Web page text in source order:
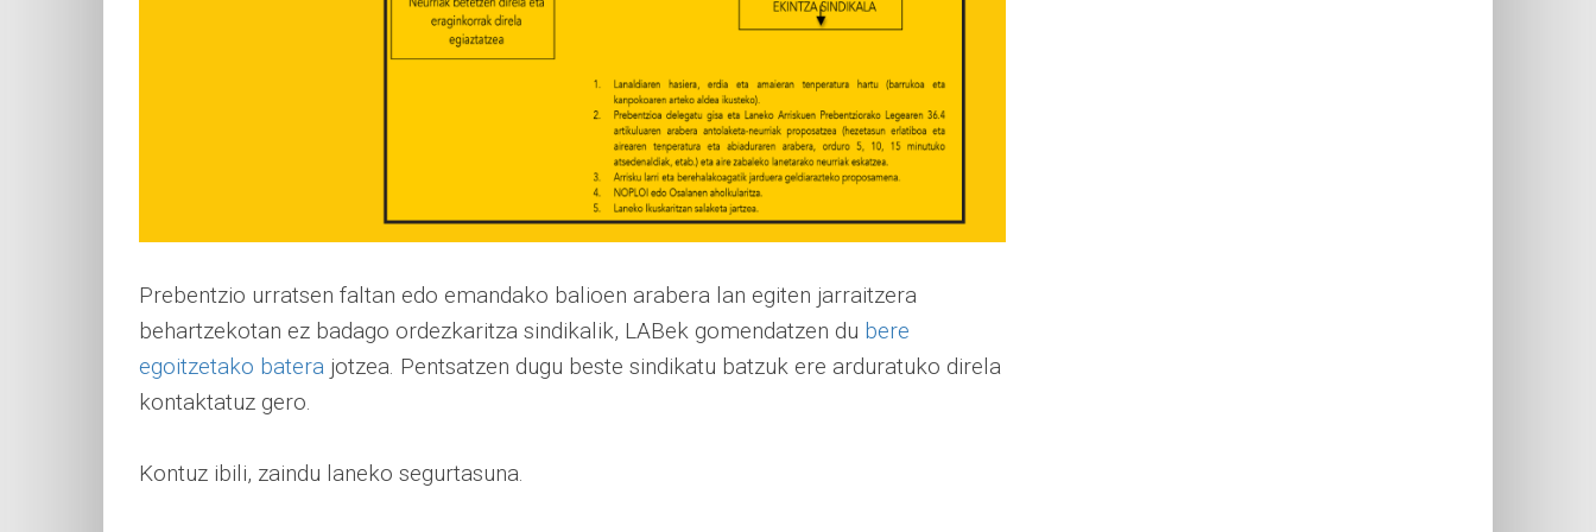
Prebentzio urratsen faltan edo emandako balioen arabera lan egiten jarraitzera
behartzekotan ez badago ordezkaritza sindikalik, LABek gomendatzen du bere
egoitzetako batera jotzea. Pentsatzen dugu beste sindikatu batzuk ere arduratuko direla
kontaktatuz gero.
Kontuz ibili, zaindu laneko segurtasuna.